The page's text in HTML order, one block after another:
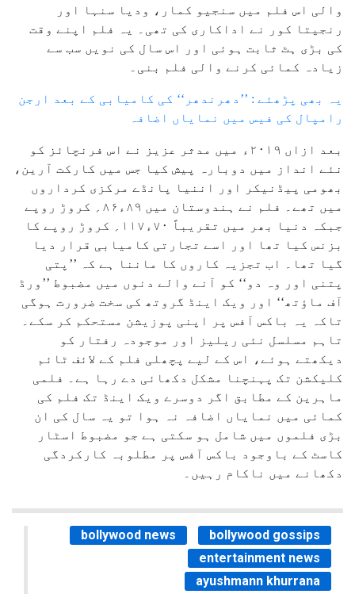
والی اس فلم میں سنجیو کمار، ودیا سنہا اور
رنجیتا کور نے اداکاری کی تھی۔ یہ فلم اپنے وقت
کی بڑی ہٹ ثابت ہوئی اور اس سال کی نویں سب سے
زیادہ کمائی کرنے والی فلم بنی۔
یہ بھی پڑھئے : ’’دھرندھر‘‘ کی کامیابی کے بعد ارجن
رامپال کی فیس میں نمایاں اضافہ
بعد ازاں ۲۰۱۹ء میں مدثر عزیز نے اس فرنچائز کو
نئے انداز میں دوبارہ پیش کیا جس میں کارکت آرین،
بھومی پیڈنیکر اور اننیا پانڈے مرکزی کرداروں
میں تھے۔ فلم نے ہندوستان میں ۸۹ء۸۶؍ کروڑ روپے
جبکہ دنیا بھر میں تقریباً ۷۰ء۱۱۷؍ کروڑ روپے کا
بزنس کیا تھا اور اسے تجارتی کامیابی قرار دیا
گیا تھا۔ اب تجزیہ کاروں کا ماننا ہے کہ ’’پتی
پتنی اور وہ دو‘‘ کو آنے والے دنوں میں مضبوط ’’ورڈ
آف ماؤتھ‘‘ اور ویک اینڈ گروتھ کی سخت ضرورت ہوگی
تاکہ یہ باکس آفس پر اپنی پوزیشن مستحکم کر سکے۔
تاہم مسلسل نئی ریلیز اور موجودہ رفتار کو
دیکھتے ہوئے، اس کے لیے پچھلی فلم کے لائف ٹائم
کلیکشن تک پہنچنا مشکل دکھائی دے رہا ہے۔ فلمی
ماہرین کے مطابق اگر دوسرے ویک اینڈ تک فلم کی
کمائی میں نمایاں اضافہ نہ ہوا تو یہ سال کی ان
بڑی فلموں میں شامل ہو سکتی ہے جو مضبوط اسٹار
کاسٹ کے باوجود باکس آفس پر مطلوبہ کارکردگی
دکھانے میں ناکام رہیں۔
bollywood news
bollywood gossips
entertainment news
ayushmann khurrana